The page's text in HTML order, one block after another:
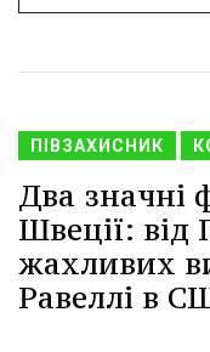
ПІВЗАХИСНИК
Два значні
Швеції: від
жахливих
Равеллі в